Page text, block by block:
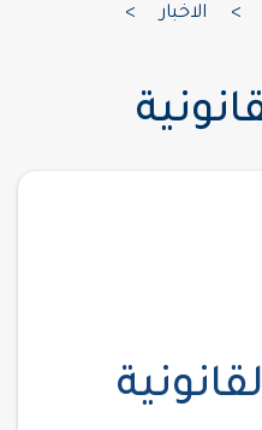
الاخبار